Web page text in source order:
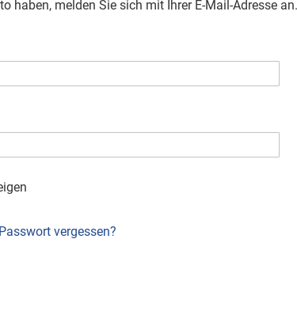
haben, melden Sie sich mit Ihrer E-Mail-Adresse an.
Passwort vergessen?